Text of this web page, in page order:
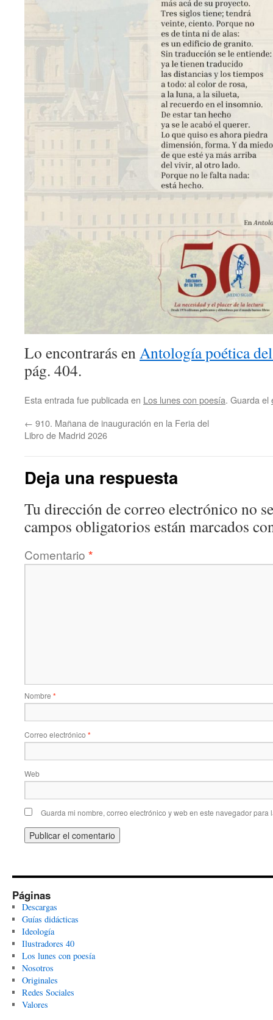
Lo encontrarás enAntología poética
pág. 404.
Esta entrada fue publicada en Los lunes con poesía. Guarda el
← 910. Mañana de inauguración en la Feria del
Libro de Madrid 2026
Deja una respuesta
Tu dirección de correo electrónico no
campos obligatorios están marcados
Comentario *
Nombre *
Correo electrónico *
Web
Guarda mi nombre, correo electrónico y web en este navegador para
Páginas
Descargas
Guías didácticas
Ideología
Ilustradores 40
Los lunes con poesía
Nosotros
Originales
Redes Sociales
Valores